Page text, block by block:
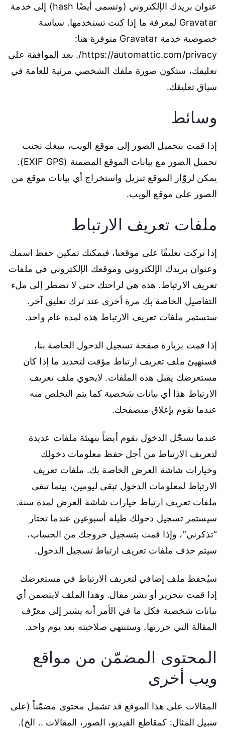
عنوان بريدك الإلكتروني (وتسمى أيضًا hash) إلى خدمة
Gravatar لمعرفة ما إذا كنت تستخدمها. سياسة
خصوصية خدمة Gravatar متوفرة هنا:
https://automattic.com/privacy/. بعد الموافقة على
تعليقك، ستكون صورة ملفك الشخصي مرئية للعامة في
سياق تعليقك.
وسائط
إذا قمت بتحميل الصور إلى موقع الويب، ينبغك تجنب
تحميل الصور مع بيانات الموقع المضمنة (EXIF GPS).
يمكن لزوّار الموقع تنزيل واستخراج أي بيانات موقع من
الصور على موقع الويب.
ملفات تعريف الارتباط
إذا تركت تعليقًا على موقعنا، فيمكنك تمكين حفظ اسمك
وعنوان بريدك الإلكتروني وموقعك الإلكتروني في ملفات
تعريف الارتباط. هذه هي لراحتك حتى لا تضطر إلى ملء
التفاصيل الخاصة بك مرة أخرى عند ترك تعليق آخر.
ستستمر ملفات تعريف الارتباط هذه لمدة عام واحد.
إذا قمت بزيارة صفحة تسجيل الدخول الخاصة بنا،
فسنهيئ ملف تعريف ارتباط مؤقت لتحديد ما إذا كان
مستعرضك يقبل هذه الملفات. لايحوي ملف تعريف
الارتباط هذا أي بيانات شخصية كما يتم التخلص منه
عندما تقوم بإغلاق متصفحك.
عندما تسجّل الدخول نقوم أيضاً بتهيئة ملفات عديدة
لتعريف الارتباط من أجل حفظ معلومات دخولك
وخيارات شاشة العرض الخاصة بك. ملفات تعريف
الارتباط لمعلومات الدخول تبقى ليومين، بينما تبقى
ملفات تعريف ارتباط خيارات شاشة العرض لمدة سنة.
سيستمر تسجيل دخولك طيلة أسبوعين عندما تختار
“تذكرني”، وإذا قمت بتسجيل خروجك من الحساب،
سيتم حذف ملفات تعريف ارتباط تسجيل الدخول.
سيُحفظ ملف إضافي لتعريف الارتباط في مستعرضك
إذا قمت بتحرير أو نشر مقال. وهذا الملف لايتضمن أي
بيانات شخصية فكل ما في الأمر أنه يشير إلى معرّف
المقالة التي حررتها. وستنتهي صلاحيته بعد يوم واحد.
المحتوى المضمّن من مواقع
ويب أخرى
المقالات على هذا الموقع قد تشمل محتوى مضمّناً (على
سبيل المثال: كمقاطع الفيديو، الصور، المقالات .. الخ).